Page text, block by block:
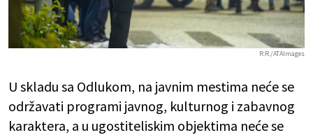
R.R./ATAImages
U skladu sa Odlukom, na javnim mestima neće se
održavati programi javnog, kulturnog i zabavnog
karaktera, a u ugostiteliskim objektima neće se